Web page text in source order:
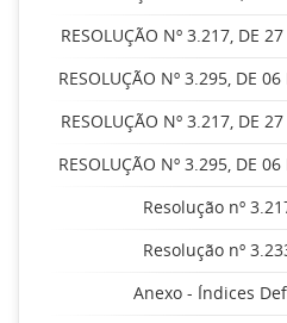
RESOLUÇÃO Nº 3.217, DE
RESOLUÇÃO Nº 3.295, DE
RESOLUÇÃO Nº 3.217, DE
RESOLUÇÃO Nº 3.295, DE
Resolução nº
Resolução nº
Anexo - Índices